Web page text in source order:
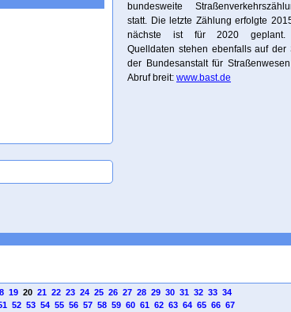
bundesweite
statt. Die letzte Zählung erfolgte
nächste ist für 2020 geplant.
Quelldaten stehen ebenfalls auf der
der Bundesanstalt für
Abruf breit: www.bast.de
1920 21 22 23 24 25 26 27 28 29 30 31 32 33 34
52 53 54 55 56 57 58 59 60 61 62 63 64 65 66 67